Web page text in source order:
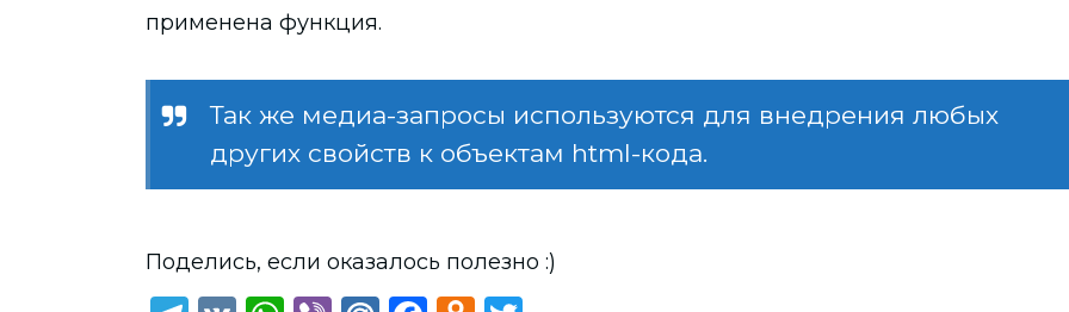
применена функция.
Так же медиа-запросы используются для внедрения любых
других свойств к объектам html-кода.
Поделись, если оказалось полезно :)